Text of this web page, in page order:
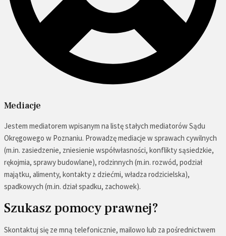
Mediacje
Jestem mediatorem wpisanym na listę stałych mediatorów Sądu
Okręgowego w Poznaniu. Prowadzę mediacje w sprawach cywilnych
(m.in. zasiedzenie, zniesienie współwłasności, konflikty sąsiedzkie,
rękojmia, sprawy budowlane), rodzinnych (m.in. rozwód, podział
majątku, alimenty, kontakty z dziećmi, władza rodzicielska),
spadkowych (m.in. dział spadku, zachowek).
Szukasz pomocy prawnej?
Skontaktuj się ze mną telefonicznie, mailowo lub za pośrednictwem